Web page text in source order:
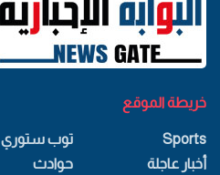
خريطة الموقع
Sports
أخبار عاجلة
توب ستوري
حوادث